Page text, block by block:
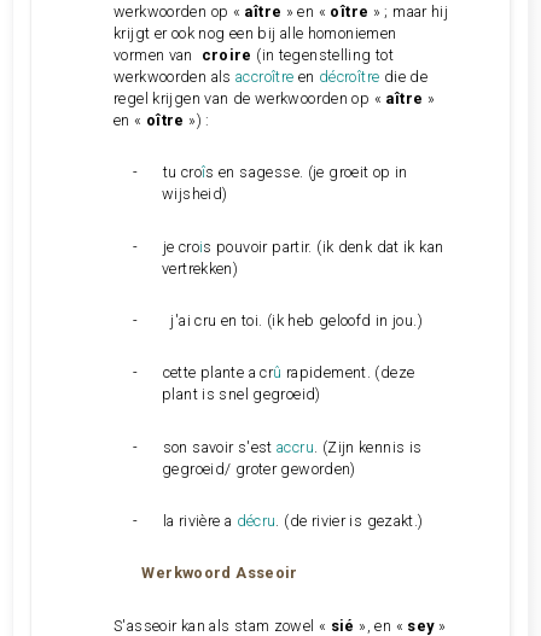
werkwoorden op « aître » en « oître » ; maar hij
krijgt er ook nog een bij alle homoniemen
vormen van croire (in tegenstelling tot
werkwoorden alsaccroître en décroître die de
regel krijgen van de werkwoorden op « aître »
en « oître ») :
- tu croîs en sagesse. (je groeit op in
wijsheid)
- je crois pouvoir partir. (ik denk dat ik kan
vertrekken)
- j'ai cru en toi. (ik heb geloofd in jou.)
- cette plante a crû rapidement. (deze
plant is snel gegroeid)
- son savoir s'estaccru . (Zijn kennis is
gegroeid/ groter geworden)
- la rivière a décru . (de rivier is gezakt.)
Werkwoord Asseoir
S'asseoir kan als stam zowel « sié », en « sey»